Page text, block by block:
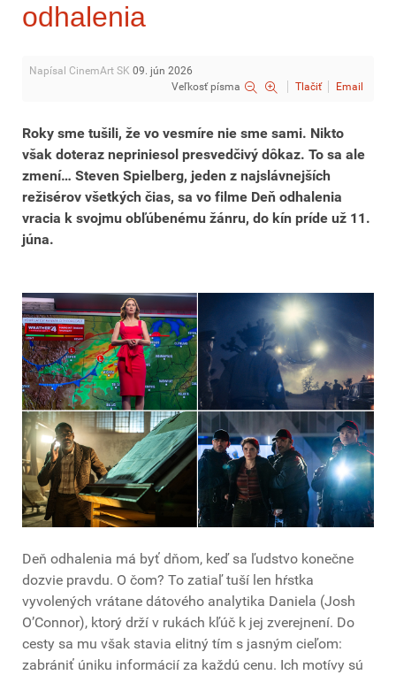
odhalenia
Napísal CinemArt SK 09. jún 2026
Veľkosť písma
Tlačiť Email
Roky sme tušili, že vo vesmíre nie sme sami. Nikto
však doteraz nepriniesol presvedčivý dôkaz. To sa ale
zmení… Steven Spielberg, jeden z najslávnejších
režisérov všetkých čias, sa vo filme Deň odhalenia
vracia k svojmu obľúbenému žánru, do kín príde už 11.
júna.
Deň odhalenia má byť dňom, keď sa ľudstvo konečne
dozvie pravdu. O čom? To zatiaľ tuší len hŕstka
vyvolených vrátane dátového analytika Daniela (Josh
O’Connor), ktorý drží v rukách kľúč k jej zverejnení. Do
cesty sa mu však stavia elitný tím s jasným cieľom:
zabrániť úniku informácií za každú cenu. Ich motívy sú